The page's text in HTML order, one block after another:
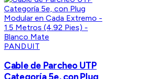
PANDUIT
Cable de Parcheo UTP